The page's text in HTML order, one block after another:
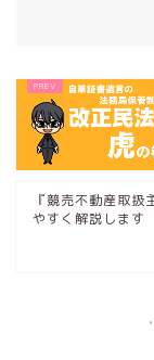
『競売不動産取扱
やすく解説します